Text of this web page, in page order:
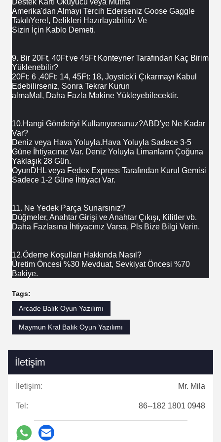
Destek Kartı Okuyucu veya Mutha
Amerika'dan Almayı Tercih Ederseniz Goose Gaggle
TakılıYerel, Delikleri Hazırlayabiliriz Ve
Sizin İçin Kablo Demeti.
9. Bir 20Ft, 40Ft ve 45Ft Konteyner Tarafından Kaç Birim
Yüklenebilir?
20Ft: 6 ,40Ft: 14, 45Ft: 18, Joystick'i Çıkarmayı Kabul
Edebilirseniz, Sonra Tekrar Kurun
almaMal, Daha Fazla Makine Yükleyebilecektir.
10.Hangi Gönderiyi Kullanıyorsunuz?ABD'ye Ne Kadar
Var?
Deniz veya Hava Yoluyla.Hava Yoluyla Sadece 3-5
Güne İhtiyacınız Var. Deniz Yoluyla Limanların Çoğuna
Yaklaşık 28 Gün.
OyunDHL veya Fedex Express Tarafından Kurul Gemisi
Sadece 1-2 Güne İhtiyacı Var.
11. Ne Yedek Parça Sunarsınız?
Düğmeler, Anahtar Girişi ve Anahtar Çıkışı, Kilitler vb.
Daha Fazlasına İhtiyacınız Varsa, Pls Bize Bilgi Verin.
12.Ödeme Koşulları Hakkında Nasıl?
Üretim Öncesi %30 Mevduat, Sevkiyat Öncesi %70
Bakiye.
Tags:
Arcade Balık Oyun Yazılımı
Maymun Kral Balık Oyun Yazılımı
İletişim
İletişim: Mr. Mila
Tel: 86--182 1801 0948